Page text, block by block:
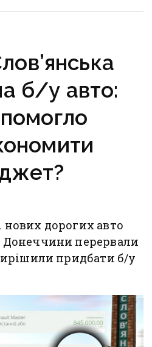
б/у авто:
нових дорогих авто
Донеччини перервали
придбати б/у